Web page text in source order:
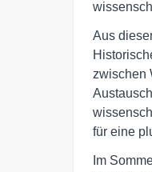
Aus
zwischen
für eine
Im